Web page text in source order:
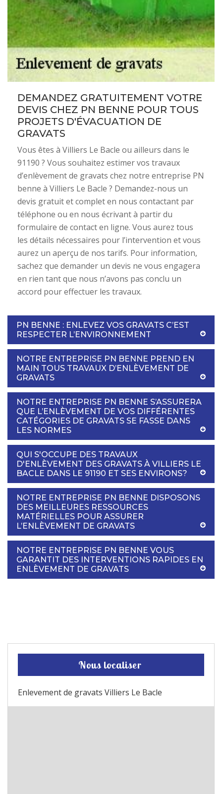
DEMANDEZ GRATUITEMENT VOTRE
DEVIS CHEZ PN BENNE POUR TOUS
PROJETS D'ÉVACUATION DE
GRAVATS
Vous êtes à Villiers Le Bacle ou ailleurs dans le
91190 ? Vous souhaitez estimer vos travaux
d’enlèvement de gravats chez notre entreprise PN
benne à Villiers Le Bacle ? Demandez-nous un
devis gratuit et complet en nous contactant par
téléphone ou en nous écrivant à partir du
formulaire de contact en ligne. Vous aurez tous
les détails nécessaires pour l’intervention et vous
aurez un aperçu de nos tarifs. Pour information,
sachez que demander un devis ne vous engagera
en rien tant que nous n’avons pas conclu un
accord pour effectuer les travaux.
PN BENNE : ENLEVEZ VOS GRAVATS C’EST
RESPECTER L’ENVIRONNEMENT
NOTRE ENTREPRISE PN BENNE PREND EN
MAIN TOUS TRAVAUX D’ENLÈVEMENT DE
GRAVATS
NOTRE ENTREPRISE PN BENNE S’ASSURERA
QUE L’ENLÈVEMENT DE VOS DIFFÉRENTES
CATÉGORIES DE GRAVATS SE FASSE DANS
LES NORMES
QUI S'OCCUPE DES TRAVAUX
D'ENLÈVEMENT DES GRAVATS À VILLIERS LE
BACLE DANS LE 91190 ET SES ENVIRONS?
NOTRE ENTREPRISE PN BENNE DISPOSONS
DES MEILLEURES RESSOURCES
MATÉRIELLES POUR ASSURER
L’ENLÈVEMENT DE GRAVATS
NOTRE ENTREPRISE PN BENNE VOUS
GARANTIT DES INTERVENTIONS RAPIDES EN
ENLÈVEMENT DE GRAVATS
Nous localiser
Enlevement de gravats Villiers Le Bacle